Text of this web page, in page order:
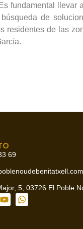
fundamental llevar
de
residentes de las
69
5, 03726 El Poble